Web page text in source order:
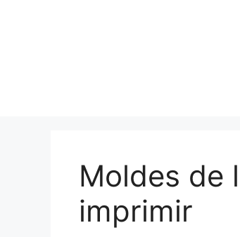
Moldes de
imprimir